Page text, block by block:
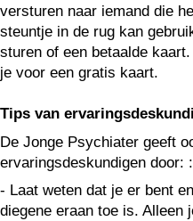
versturen naar iemand die
steuntje in de rug kan
sturen of een betaalde
je voor een gratis kaart.
Tips van
De Jonge Psychiater geeft
ervaringsdeskundigen door: :
- Laat weten dat je er bent
diegene eraan toe is. Alleen